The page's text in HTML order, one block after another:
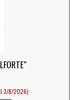
3/8/2026)